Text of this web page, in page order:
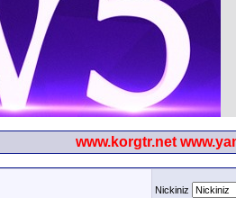
www.korgtr.net
Nickiniz